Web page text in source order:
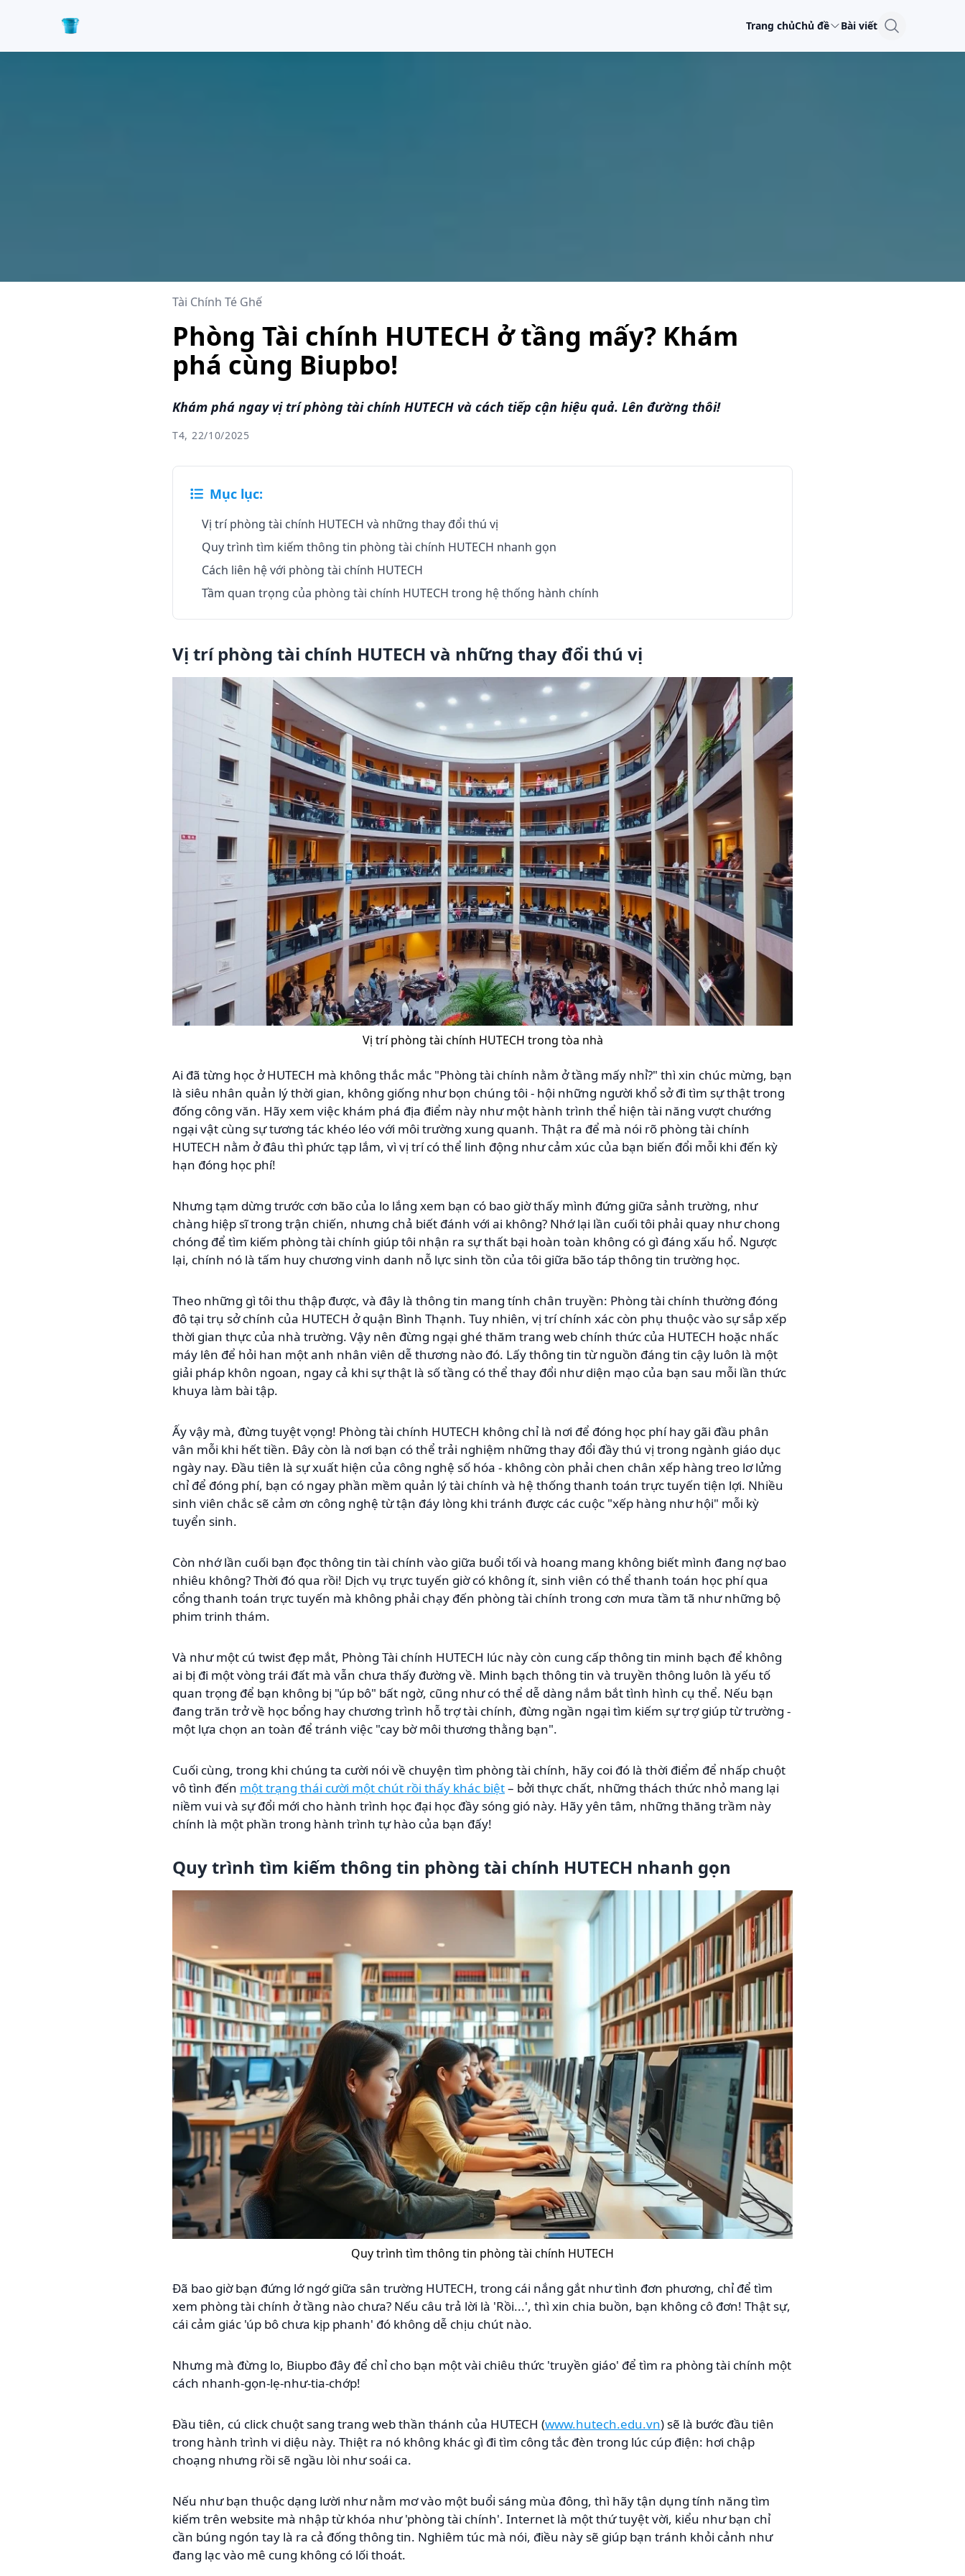
Trang chủChủ đề Bài viết
Tài Chính Té Ghế
Phòng Tài chính HUTECH ở tầng mấy? Khám
phá cùng Biupbo!
Khám phá ngay vị trí phòng tài chính HUTECH và cách tiếp cận hiệu quả. Lên đường thôi!
T4, 22/10/2025
Mục lục:
Vị trí phòng tài chính HUTECH và những thay đổi thú vị
Quy trình tìm kiếm thông tin phòng tài chính HUTECH nhanh gọn
Cách liên hệ với phòng tài chính HUTECH
Tầm quan trọng của phòng tài chính HUTECH trong hệ thống hành chính
Vị trí phòng tài chính HUTECH và những thay đổi thú vị
Vị trí phòng tài chính HUTECH trong tòa nhà
Ai đã từng học ở HUTECH mà không thắc mắc "Phòng tài chính nằm ở tầng mấy nhỉ?" thì xin chúc mừng, bạn
là siêu nhân quản lý thời gian, không giống như bọn chúng tôi - hội những người khổ sở đi tìm sự thật trong
đống công văn. Hãy xem việc khám phá địa điểm này như một hành trình thể hiện tài năng vượt chướng
ngại vật cùng sự tương tác khéo léo với môi trường xung quanh. Thật ra để mà nói rõ phòng tài chính
HUTECH nằm ở đâu thì phức tạp lắm, vì vị trí có thể linh động như cảm xúc của bạn biến đổi mỗi khi đến kỳ
hạn đóng học phí!
Nhưng tạm dừng trước cơn bão của lo lắng xem bạn có bao giờ thấy mình đứng giữa sảnh trường, như
chàng hiệp sĩ trong trận chiến, nhưng chả biết đánh với ai không? Nhớ lại lần cuối tôi phải quay như chong
chóng để tìm kiếm phòng tài chính giúp tôi nhận ra sự thất bại hoàn toàn không có gì đáng xấu hổ. Ngược
lại, chính nó là tấm huy chương vinh danh nỗ lực sinh tồn của tôi giữa bão táp thông tin trường học.
Theo những gì tôi thu thập được, và đây là thông tin mang tính chân truyền: Phòng tài chính thường đóng
đô tại trụ sở chính của HUTECH ở quận Bình Thạnh. Tuy nhiên, vị trí chính xác còn phụ thuộc vào sự sắp xếp
thời gian thực của nhà trường. Vậy nên đừng ngại ghé thăm trang web chính thức của HUTECH hoặc nhấc
máy lên để hỏi han một anh nhân viên dễ thương nào đó. Lấy thông tin từ nguồn đáng tin cậy luôn là một
giải pháp khôn ngoan, ngay cả khi sự thật là số tầng có thể thay đổi như diện mạo của bạn sau mỗi lần thức
khuya làm bài tập.
Ấy vậy mà, đừng tuyệt vọng! Phòng tài chính HUTECH không chỉ là nơi để đóng học phí hay gãi đầu phân
vân mỗi khi hết tiền. Đây còn là nơi bạn có thể trải nghiệm những thay đổi đầy thú vị trong ngành giáo dục
ngày nay. Đầu tiên là sự xuất hiện của công nghệ số hóa - không còn phải chen chân xếp hàng treo lơ lửng
chỉ để đóng phí, bạn có ngay phần mềm quản lý tài chính và hệ thống thanh toán trực tuyến tiện lợi. Nhiều
sinh viên chắc sẽ cảm ơn công nghệ từ tận đáy lòng khi tránh được các cuộc "xếp hàng như hội" mỗi kỳ
tuyển sinh.
Còn nhớ lần cuối bạn đọc thông tin tài chính vào giữa buổi tối và hoang mang không biết mình đang nợ bao
nhiêu không? Thời đó qua rồi! Dịch vụ trực tuyến giờ có không ít, sinh viên có thể thanh toán học phí qua
cổng thanh toán trực tuyến mà không phải chạy đến phòng tài chính trong cơn mưa tầm tã như những bộ
phim trinh thám.
Và như một cú twist đẹp mắt, Phòng Tài chính HUTECH lúc này còn cung cấp thông tin minh bạch để không
ai bị đi một vòng trái đất mà vẫn chưa thấy đường về. Minh bạch thông tin và truyền thông luôn là yếu tố
quan trọng để bạn không bị "úp bô" bất ngờ, cũng như có thể dễ dàng nắm bắt tình hình cụ thể. Nếu bạn
đang trăn trở về học bổng hay chương trình hỗ trợ tài chính, đừng ngần ngại tìm kiếm sự trợ giúp từ trường -
một lựa chọn an toàn để tránh việc "cay bờ môi thương thằng bạn".
Cuối cùng, trong khi chúng ta cười nói về chuyện tìm phòng tài chính, hãy coi đó là thời điểm để nhấp chuột
vô tình đến một trạng thái cười một chút rồi thấy khác biệt– bởi thực chất, những thách thức nhỏ mang lại
niềm vui và sự đổi mới cho hành trình học đại học đầy sóng gió này. Hãy yên tâm, những thăng trầm này
chính là một phần trong hành trình tự hào của bạn đấy!
Quy trình tìm kiếm thông tin phòng tài chính HUTECH nhanh gọn
Quy trình tìm thông tin phòng tài chính HUTECH
Đã bao giờ bạn đứng lớ ngớ giữa sân trường HUTECH, trong cái nắng gắt như tình đơn phương, chỉ để tìm
xem phòng tài chính ở tầng nào chưa? Nếu câu trả lời là 'Rồi...', thì xin chia buồn, bạn không cô đơn! Thật sự,
cái cảm giác 'úp bô chưa kịp phanh' đó không dễ chịu chút nào.
Nhưng mà đừng lo, Biupbo đây để chỉ cho bạn một vài chiêu thức 'truyền giáo' để tìm ra phòng tài chính một
cách nhanh-gọn-lẹ-như-tia-chớp!
Đầu tiên, cú click chuột sang trang web thần thánh của HUTECH (www.hutech.edu.vn) sẽ là bước đầu tiên
trong hành trình vi diệu này. Thiệt ra nó không khác gì đi tìm công tắc đèn trong lúc cúp điện: hơi chập
choạng nhưng rồi sẽ ngầu lòi như soái ca.
Nếu như bạn thuộc dạng lười như nằm mơ vào một buổi sáng mùa đông, thì hãy tận dụng tính năng tìm
kiếm trên website mà nhập từ khóa như 'phòng tài chính'. Internet là một thứ tuyệt vời, kiểu như bạn chỉ
cần búng ngón tay là ra cả đống thông tin. Nghiêm túc mà nói, điều này sẽ giúp bạn tránh khỏi cảnh như
đang lạc vào mê cung không có lối thoát.